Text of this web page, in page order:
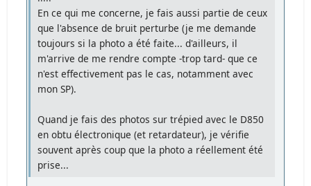
En ce qui me concerne, je fais aussi partie de ceux
que l'absence de bruit perturbe (je me demande
toujours si la photo a été faite... d'ailleurs, il
m'arrive de me rendre compte -trop tard- que ce
n'est effectivement pas le cas, notamment avec
mon SP).
Quand je fais des photos sur trépied avec le D850
en obtu électronique (et retardateur), je vérifie
souvent après coup que la photo a réellement été
prise...